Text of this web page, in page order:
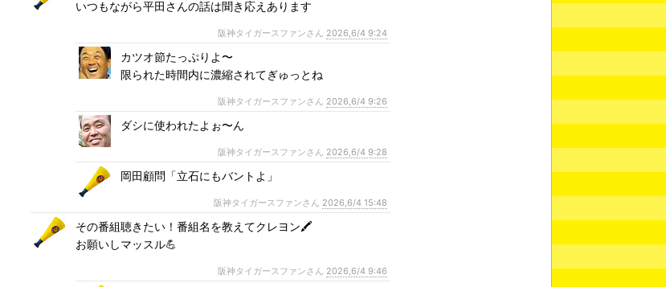
いつもながら平田さんの話は聞き応えあります
阪神タイガースファンさん 2026,6/4 9:24
カツオ節たっぷりよ〜
限られた時間内に濃縮されてぎゅっとね
阪神タイガースファンさん 2026,6/4 9:26
ダシに使われたよぉ〜ん
阪神タイガースファンさん 2026,6/4 9:28
岡田顧問「立石にもバントよ」
阪神タイガースファンさん 2026,6/4 15:48
その番組聴きたい！番組名を教えてクレヨン🖍️
お願いしマッスル💪
阪神タイガースファンさん 2026,6/4 9:46